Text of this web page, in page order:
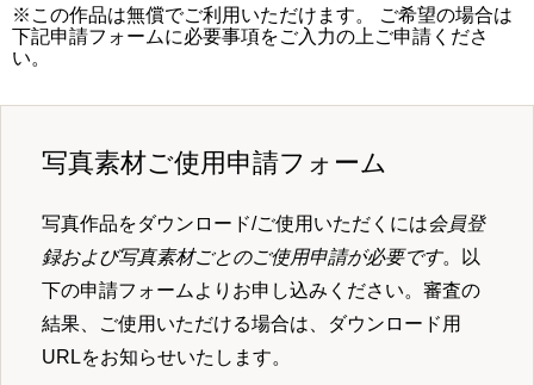
※この作品は無償でご利用いただけます。 ご希望の場合は
下記申請フォームに必要事項をご入力の上ご申請くださ
い。
写真素材ご使用申請フォーム
写真作品をダウンロード/ご使用いただくには会員登
録および写真素材ごとのご使用申請が必要です。以
下の申請フォームよりお申し込みください。審査の
結果、ご使用いただける場合は、ダウンロード用
URLをお知らせいたします。